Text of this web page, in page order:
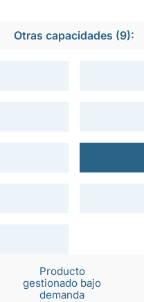
Otras capacidades (9):
Producto
gestionado bajo
demanda